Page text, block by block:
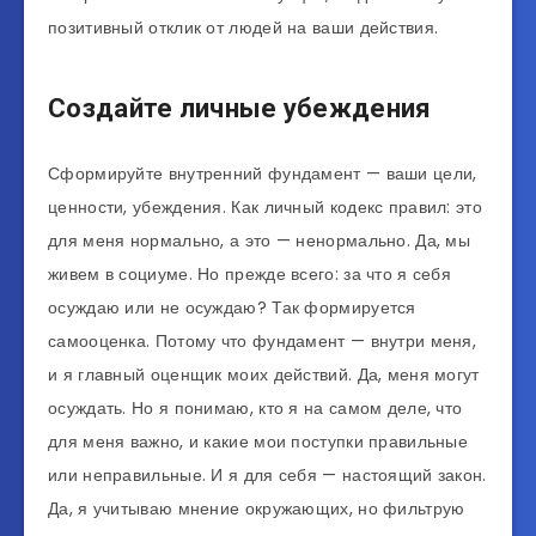
позитивный отклик от людей на ваши действия.
Создайте личные убеждения
Сформируйте внутренний фундамент — ваши цели,
ценности, убеждения. Как личный кодекс правил: это
для меня нормально, а это — ненормально. Да, мы
живем в социуме. Но прежде всего: за что я себя
осуждаю или не осуждаю? Так формируется
самооценка. Потому что фундамент — внутри меня,
и я главный оценщик моих действий. Да, меня могут
осуждать. Но я понимаю, кто я на самом деле, что
для меня важно, и какие мои поступки правильные
или неправильные. И я для себя — настоящий закон.
Да, я учитываю мнение окружающих, но фильтрую